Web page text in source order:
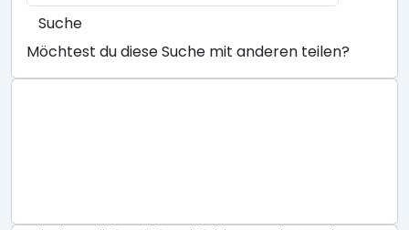
Suche
Möchtest du diese Suche mit anderen teilen?